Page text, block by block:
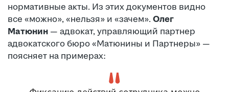
нормативные акты. Из этих документов видно
все «можно», «нельзя» и «зачем». Олег
Матюнин — адвокат, управляющий партнер
адвокатского бюро «Матюнины и Партнеры» —
поясняет на примерах: